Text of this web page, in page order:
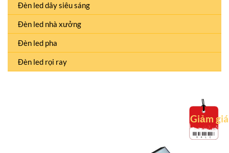
Đèn led dây siêu sáng
Đèn led nhà xưởng
Đèn led pha
Đèn led rọi ray
Giảm